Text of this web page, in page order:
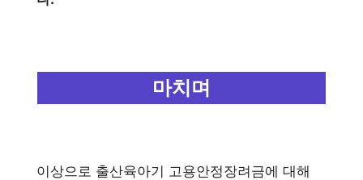
마치며
이상으로 출산육아기 고용안정장려금에 대해